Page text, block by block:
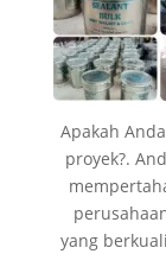
Apakah
proyek?.
yang